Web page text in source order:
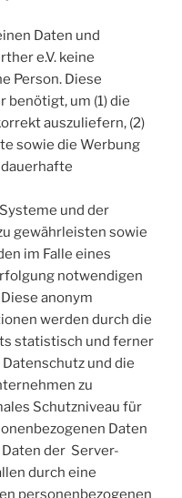
Daten und
e.V. keine
Person. Diese
um (1) die
auszuliefern, (2)
sowie die Werbung
und der
gewährleisten sowie
im Falle eines
notwendigen
anonym
werden durch die
statistisch und ferner
und die
zu
Schutzniveau für
Daten
der Server-
durch eine
personenbezogenen